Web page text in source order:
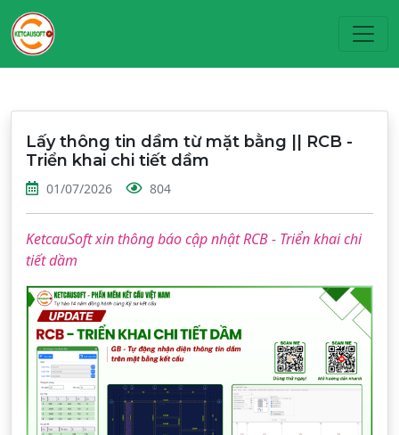
Lấy thông tin dầm từ mặt bằng || RCB -
Triển khai chi tiết dầm
01/07/2026 804
KetcauSoft xin thông báo cập nhật RCB - Triển khai chi
tiết dầm